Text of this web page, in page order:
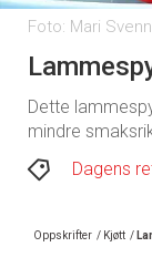
Foto: Mari
Dette
mindre
Dagens
Oppskrifter / Kjøtt /